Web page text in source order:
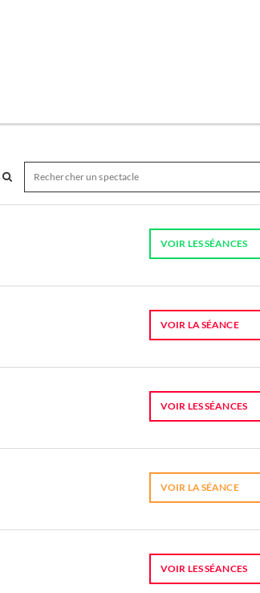
VOIR LES SÉANCES
VOIR LA SÉANCE
VOIR LES SÉANCES
VOIR LA SÉANCE
VOIR LES SÉANCES